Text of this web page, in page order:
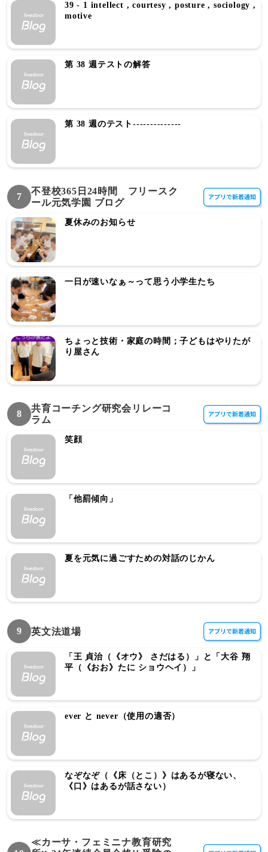
39 - 1 intellect , courtesy , posture , sociology ,
motive
第 38 週テストの解答
第 38 週のテスト--------------
7
不登校365日24時間 フリースク
ール元気学園 ブログ
夏休みのお知らせ
一日が速いなぁ～って思う小学生たち
ちょっと技術・家庭の時間；子どもはやりたが
り屋さん
8
共育コーチング研究会リレーコ
ラム
笑顔
「他罰傾向」
夏を元気に過ごすための対話のじかん
9 英文法道場
「王 貞治（《オウ》 さだはる）」と「大谷 翔
平（《おお》たに ショウヘイ）」
ever と never（使用の適否）
なぞなぞ（《床（とこ）》はあるが寝ない、
《口》はあるが話さない）
≪カーサ・フェミニナ教育研究